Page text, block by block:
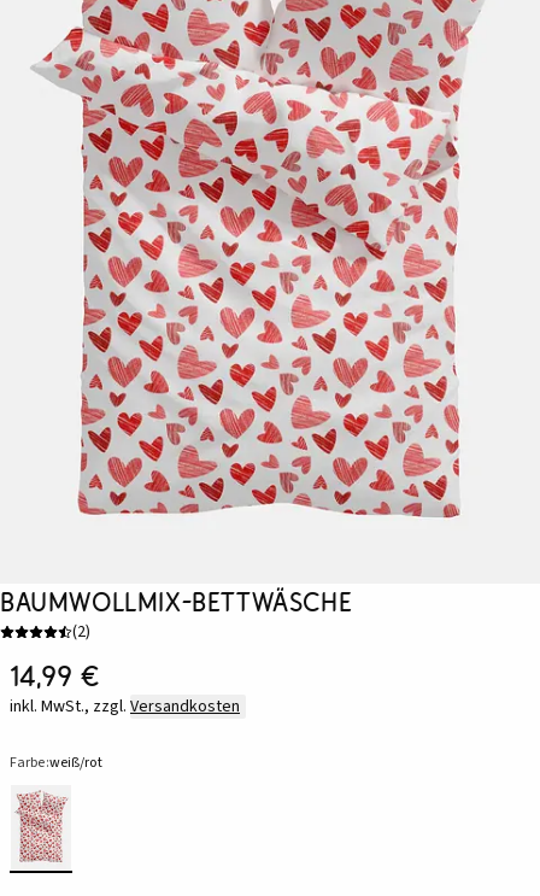
Baumwollmix-Bettwäsche
(2)
14,99 €
inkl. MwSt., zzgl. Versandkosten
Farbe:weiß/rot